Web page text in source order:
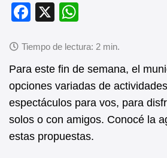
F
c
e
b
o
o
k
X
at
s
A
p
p
Para este fin de semana, el
opciones variadas de
espectáculos para vos, para
solos o con amigos. Conocé la
estas propuestas.